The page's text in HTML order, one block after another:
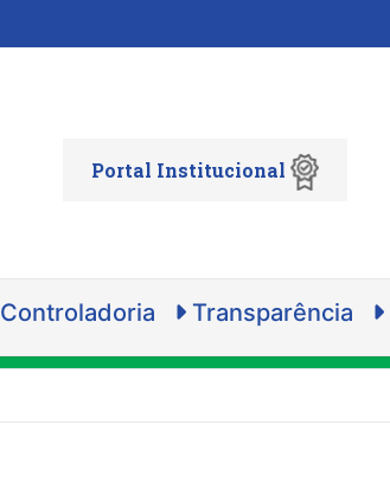
Portal Institucional
Controladoria Transparência